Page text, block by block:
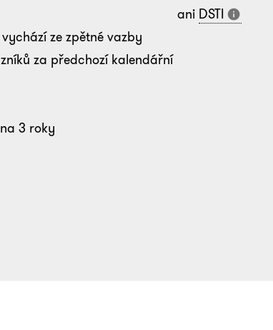
ze zpětné vazby
za předchozí kalendářní
3 roky
ani DSTI